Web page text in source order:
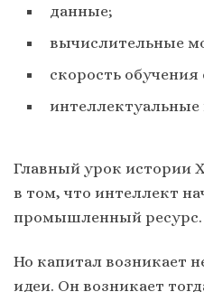
данные;
вычислительные
скорость обучения
Главный урок истории
в том, что интеллект
промышленный ресурс.
Но капитал возникает
идеи. Он возникает